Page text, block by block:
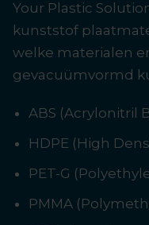
Your Plastic
kunststof
welke materialen
gevacuümvormd
ABS (Acrylonitril
HDPE (High
PET-G
PMMA